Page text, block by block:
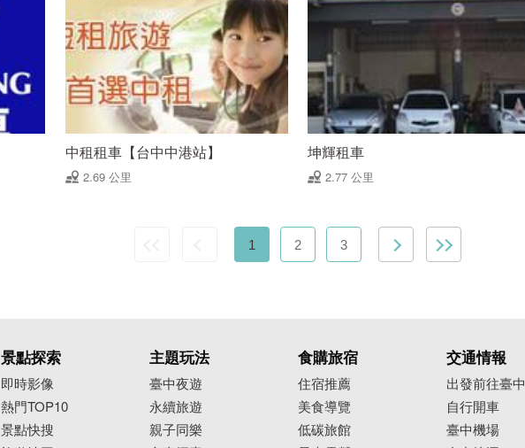
中租租車【台中中港站】
2.69 公里
坤輝租車
2.77 公里
1 2 3
景點探索
即時影像
熱門TOP10
景點快搜
主題玩法
臺中夜遊
永續旅遊
親子同樂
食購旅宿
住宿推薦
美食導覽
低碳旅館
交通情報
出發前往臺中
自行開車
臺中機場